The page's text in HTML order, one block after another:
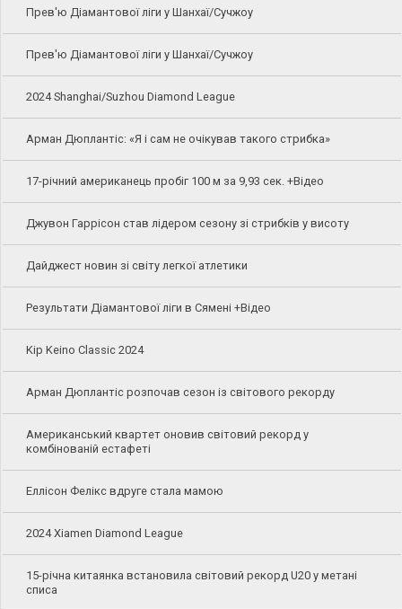
Прев'ю Діамантової ліги у Шанхаї/Сучжоу
Прев'ю Діамантової ліги у Шанхаї/Сучжоу
2024 Shanghai/Suzhou Diamond League
Арман Дюплантіс: «Я і сам не очікував такого стрибка»
17-річний американець пробіг 100 м за 9,93 сек. +Відео
Джувон Гаррісон став лідером сезону зі стрибків у висоту
Дайджест новин зі світу легкої атлетики
Результати Діамантової ліги в Сямені +Відео
Kip Keino Classic 2024
Арман Дюплантіс розпочав сезон із світового рекорду
Американський квартет оновив світовий рекорд у
комбінованій естафеті
Еллісон Фелікс вдруге стала мамою
2024 Xiamen Diamond League
15-річна китаянка встановила світовий рекорд U20 у метані
списа